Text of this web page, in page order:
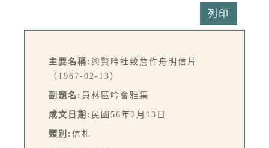
列印
主要名稱: 興賢吟社致詹作舟明信片
（1967-02-13）
副題名: 員林區吟會雅集
成文日期: 民國56年2月13日
類別: 信札